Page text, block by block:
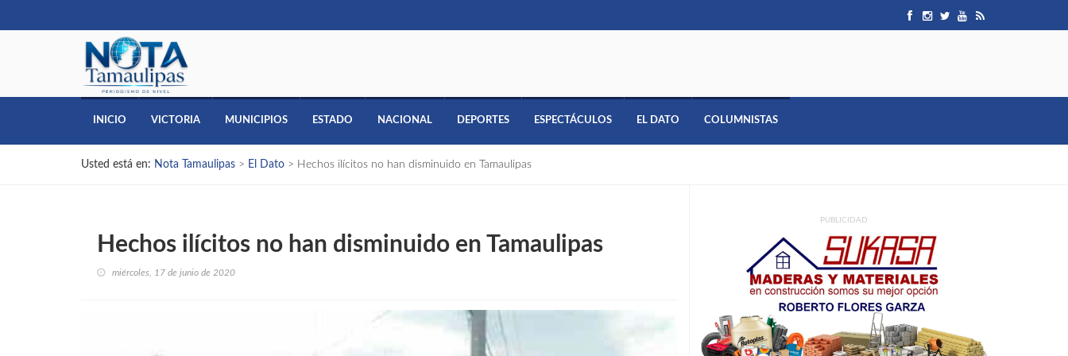
INICIO VICTORIA MUNICIPIOS ESTADO NACIONAL DEPORTES ESPECTÁCULOS EL DATO COLUMNISTAS
Usted está en: Nota Tamaulipas > El Dato > Hechos ilícitos no han disminuido en Tamaulipas
Hechos ilícitos no han disminuido en Tamaulipas
miércoles, 17 de junio de 2020
PUBLICIDAD